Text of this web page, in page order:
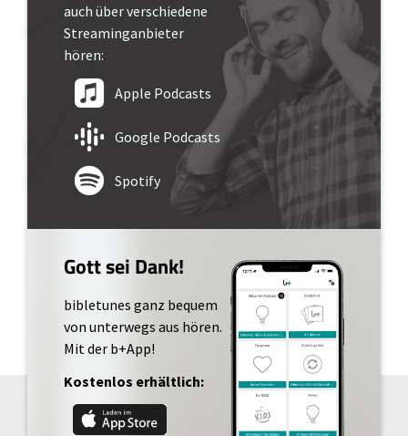
auch über verschiedene
Streaminganbieter
hören:
Apple Podcasts
Google Podcasts
Spotify
Gott sei Dank!
bibletunes ganz bequem
von unterwegs aus hören.
Mit der b+App!
Kostenlos erhältlich: